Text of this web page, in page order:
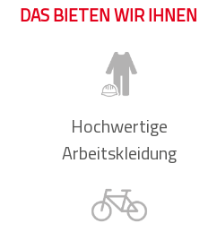
DAS BIETEN WIR IHNEN
Hochwertige
Arbeitskleidung